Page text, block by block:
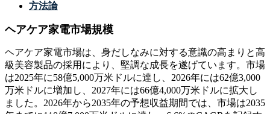
方法論
ヘアケア家電市場規模
ヘアケア家電市場は、身だしなみに対する意識の高まりと高
級美容製品の採用により、堅調な成長を遂げています。市場
は2025年に58億5,000万米ドルに達し、2026年には62億3,000
万米ドルに増加し、2027年には66億4,000万米ドルに拡大し
ました。2026年から2035年の予想収益期間では、市場は2035